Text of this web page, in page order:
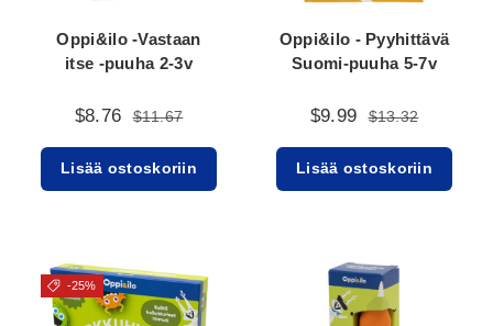
Oppi&ilo -Vastaan
itse -puuha 2-3v
$8.76 $11.67
Lisää ostoskoriin
Oppi&ilo - Pyyhittävä
Suomi-puuha 5-7v
$9.99 $13.32
Lisää ostoskoriin
-25%